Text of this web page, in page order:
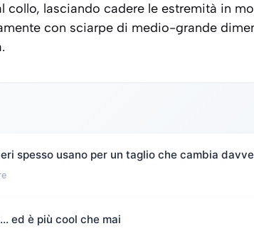
collo, lasciando cadere le estremità in
con sciarpe di medio-grande
spesso usano per un taglio che cambia
ed è più cool che mai